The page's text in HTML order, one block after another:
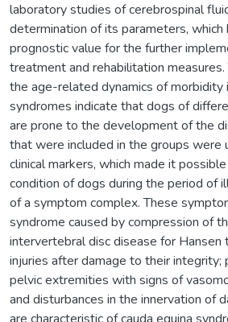
laboratory studies of cerebrospinal
determination of its parameters, which
prognostic value for the further
treatment and rehabilitation
the age-related dynamics of morbidity
syndromes indicate that dogs of
are prone to the development of the
that were included in the groups were
clinical markers, which made it
condition of dogs during the period of
of a symptom complex. These
syndrome caused by compression of
intervertebral disc disease for Hansen
injuries after damage to their integrity;
pelvic extremities with signs of
and disturbances in the innervation of